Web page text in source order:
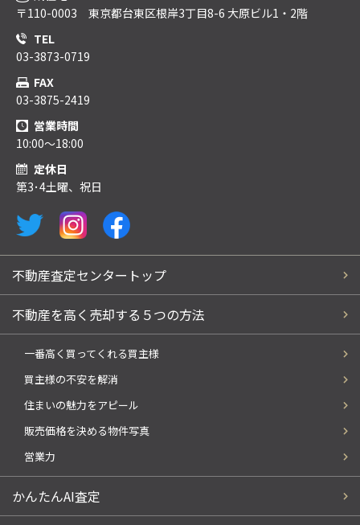
〒110-0003 東京都台東区根岸3丁目8-6 大原ビル1・2階
TEL
03-3873-0719
FAX
03-3875-2419
営業時間
10:00～18:00
定休日
第3･4土曜、祝日
不動産査定センタートップ
不動産を高く売却する５つの方法
一番高く買ってくれる買主様
買主様の不安を解消
住まいの魅力をアピール
販売価格を決める物件写真
営業力
かんたんAI査定